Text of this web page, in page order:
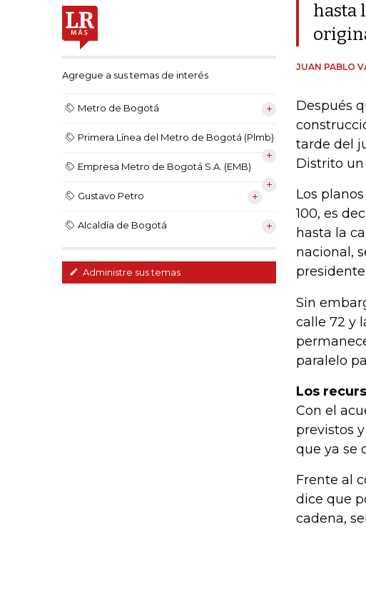
Agregue a sus temas de interés
Metro de Bogotá
Primera Línea del Metro de Bogotá (Plmb)
Empresa Metro de Bogotá S.A. (EMB)
Gustavo Petro
Alcaldía de Bogotá
Administre sus temas
hasta
JUAN PABLO
Después
tarde del
Distrito
Los
100, es
hasta la
nacional,
Sin
calle 72 y
paralelo
Los
Con el
previstos
que ya se
Frente al
dice que
cadena,